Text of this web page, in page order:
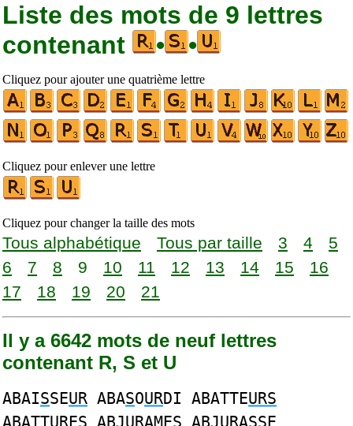
Liste des mots de 9 lettres
contenant
• •
Cliquez pour ajouter une quatrième lettre
Cliquez pour enlever une lettre
Cliquez pour changer la taille des mots
Tous alphabétique Tous par taille 3 4
5
6
7 8 9 10 11 12 13 14 15
16
17
18 19 20 21
Il y a 6642 mots de neuf lettres
contenant R, S et U
ABAISSEUR ABASOURDI ABATTEURS
ABATTURES ABJURAMES ABJURASSE